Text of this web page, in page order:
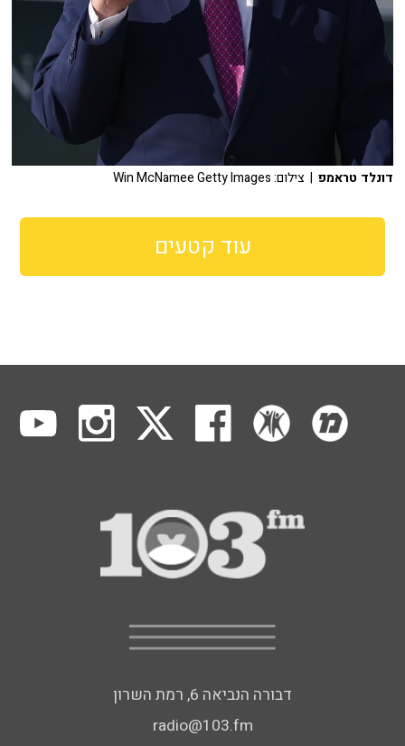
דונלד טראמפ | צילום: Win McNamee Getty Images
עוד קטעים
דבורה הנביאה 6, רמת השרון
radio@103.fm